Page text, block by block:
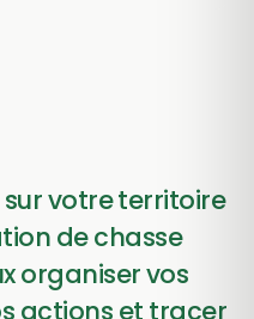
votre territoire
de chasse
organiser vos
actions et tracer